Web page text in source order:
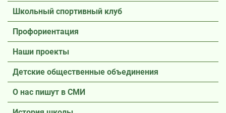
Школьный спортивный клуб
Профориентация
Наши проекты
Детские общественные объединения
О нас пишут в СМИ